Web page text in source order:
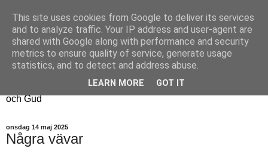
Fyren
Fyren finns för att sprida ljus i mörkret
För att påminna om guldkanterna i tillvaron
Här samsas jakt, hantverk, odling, och andra tankar om livet
och Gud
onsdag 14 maj 2025
Några vävar
This site uses cookies from Google to deliver its services
and to analyze traffic. Your IP address and user-agent are
shared with Google along with performance and security
metrics to ensure quality of service, generate usage
statistics, and to detect and address abuse.
LEARN MORE GOT IT